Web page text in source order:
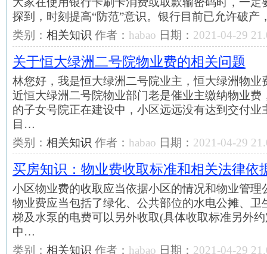
探到，时刻提高“防范”意识。银行目前已允许破
类别： 相关知识 作者： habao 日期： 2021-04-29
关于恒大绿洲二号院物业费的相关问题
林您好，我是恒大绿洲二号院业主，恒大绿洲物业
近恒大绿洲二号院物业部门老是催业主缴纳物业费
的子女号院正在建设中，小区远远没有达到交付业
目…
类别： 相关知识 作者： habao 日期： 2021-04-29
买房知识：物业费收取标准和相关法律依
小区物业费的收取应当依据小区的情况和物业管理
物业费应当包括了绿化、公共部位的水电公摊、卫
梯及水泵的电费可以另外收取(具体收取标准另外
中…
类别： 相关知识 作者： habao 日期： 2021-04-29